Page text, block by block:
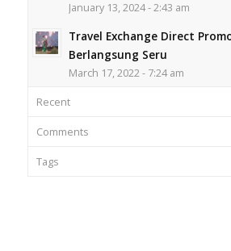
January 13, 2024 - 2:43 am
Travel Exchange Direct
Berlangsung Seru
March 17, 2022 - 7:24 am
Recent
Comments
Tags